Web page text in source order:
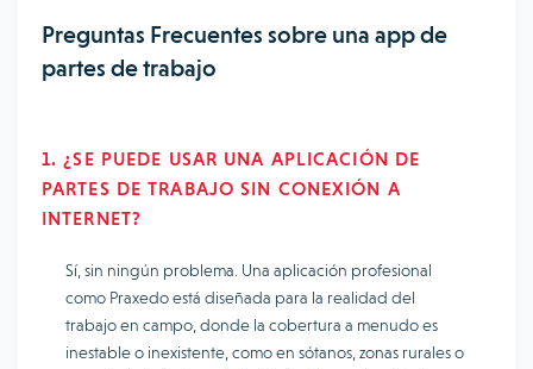
Preguntas Frecuentes sobre una app de
partes de trabajo
1. ¿SE PUEDE USAR UNA APLICACIÓN DE
PARTES DE TRABAJO SIN CONEXIÓN A
INTERNET?
Sí, sin ningún problema. Una aplicación profesional
como Praxedo está diseñada para la realidad del
trabajo en campo, donde la cobertura a menudo es
inestable o inexistente, como en sótanos, zonas rurales o